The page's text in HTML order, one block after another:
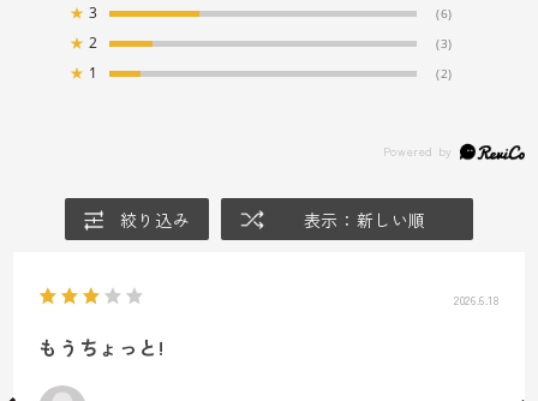
★ 3 (6)
★ 2 (3)
★ 1 (2)
絞り込み 表示：新しい順
2026.6.18
もうちょっと!